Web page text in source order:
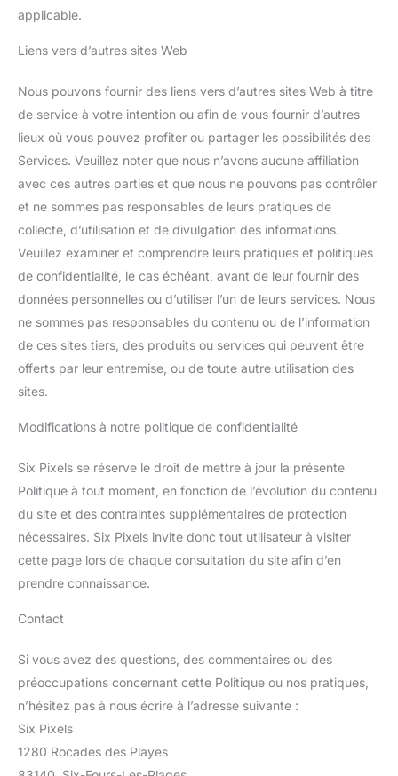
applicable.
Liens vers d’autres sites Web
Nous pouvons fournir des liens vers d’autres sites Web à titre
de service à votre intention ou afin de vous fournir d’autres
lieux où vous pouvez profiter ou partager les possibilités des
Services. Veuillez noter que nous n’avons aucune affiliation
avec ces autres parties et que nous ne pouvons pas contrôler
et ne sommes pas responsables de leurs pratiques de
collecte, d’utilisation et de divulgation des informations.
Veuillez examiner et comprendre leurs pratiques et politiques
de confidentialité, le cas échéant, avant de leur fournir des
données personnelles ou d’utiliser l’un de leurs services. Nous
ne sommes pas responsables du contenu ou de l’information
de ces sites tiers, des produits ou services qui peuvent être
offerts par leur entremise, ou de toute autre utilisation des
sites.
Modifications à notre politique de confidentialité
Six Pixels se réserve le droit de mettre à jour la présente
Politique à tout moment, en fonction de l’évolution du contenu
du site et des contraintes supplémentaires de protection
nécessaires. Six Pixels invite donc tout utilisateur à visiter
cette page lors de chaque consultation du site afin d’en
prendre connaissance.
Contact
Si vous avez des questions, des commentaires ou des
préoccupations concernant cette Politique ou nos pratiques,
n’hésitez pas à nous écrire à l’adresse suivante :
Six Pixels
1280 Rocades des Playes